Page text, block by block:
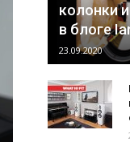
колонки
в блоге
23.09.2020